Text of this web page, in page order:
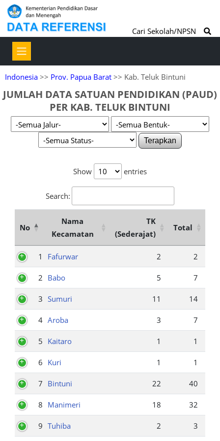
Cari Sekolah/NPSN
Indonesia >> Prov. Papua Barat >> Kab. Teluk Bintuni
JUMLAH DATA SATUAN PENDIDIKAN (PAUD)
PER KAB. TELUK BINTUNI
Terapkan
Show entries
Search:
No
Nama
Kecamatan
TK
(Sederajat)
Total
1 Fafurwar 2 2
2 Babo 5 7
3 Sumuri 11 14
4 Aroba 3 7
5 Kaitaro 1 1
6 Kuri 1 1
7 Bintuni 22 40
8 Manimeri 18 32
9 Tuhiba 2 3